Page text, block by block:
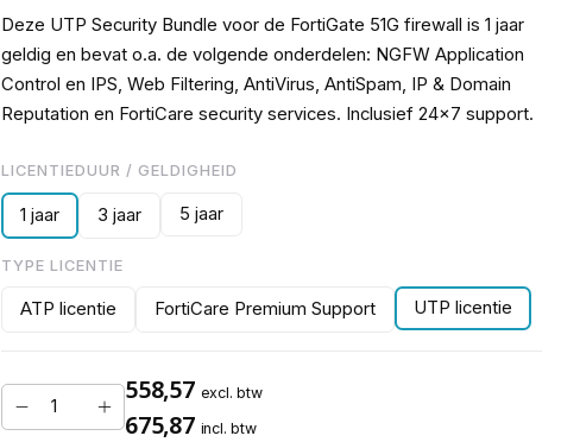
Deze UTP Security Bundle voor de FortiGate 51G firewall is 1 jaar
geldig en bevat o.a. de volgende onderdelen: NGFW Application
Control en IPS, Web Filtering, AntiVirus, AntiSpam, IP & Domain
Reputation en FortiCare security services. Inclusief 24x7 support.
LICENTIEDUUR / GELDIGHEID
1 jaar 3 jaar 5 jaar
TYPE LICENTIE
ATP licentie FortiCare Premium Support UTP licentie
558,57 excl. btw
675,87 incl. btw